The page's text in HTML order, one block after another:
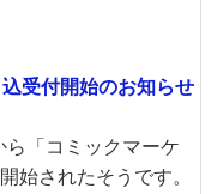
受付開始のお知らせ
「コミックマーケ
始されたそうです。